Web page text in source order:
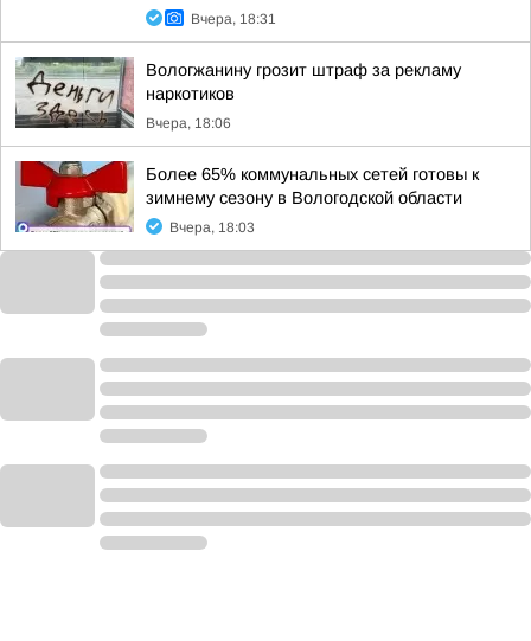
Вчера, 18:31
Вологжанину грозит штраф за рекламу
наркотиков
Вчера, 18:06
Более 65% коммунальных сетей готовы к
зимнему сезону в Вологодской области
Вчера, 18:03